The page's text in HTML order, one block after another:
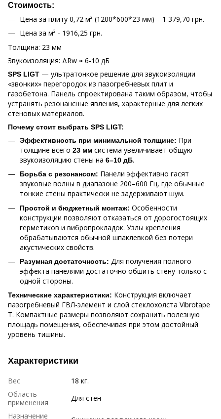
Стоимость:
Цена за плиту 0,72 м² (1200*600*23 мм) – 1 379,70 грн.
Цена за м² - 1916,25 грн.
Толщина: 23 мм
Звукоизоляция: ΔRw ≈ 6-10 дБ
SPS LIGT — ультратонкое решение для звукоизоляции
«звонких» перегородок из пазогребневых плит и
газобетона. Панель спроектирована таким образом, чтобы
устранять резонансные явления, характерные для легких
стеновых материалов.
Почему стоит выбрать SPS LIGT:
Эффективность при минимальной толщине: При
толщине всего 23 мм система увеличивает общую
звукоизоляцию стены на 6–10 дБ.
Борьба с резонансом: Панели эффективно гасят
звуковые волны в диапазоне 200–600 Гц, где обычные
тонкие стены практически не задерживают шум.
Простой и бюджетный монтаж: Особенности
конструкции позволяют отказаться от дорогостоящих
герметиков и вибропрокладок. Узлы крепления
обрабатываются обычной шпаклевкой без потери
акустических свойств.
Разумная достаточность: Для получения полного
эффекта панелями достаточно обшить стену только с
одной стороны.
Технические характеристики: Конструкция включает
пазогребневый ГВЛ-элемент и слой стеклохолста Vibrotape
T. Компактные размеры позволяют сохранить полезную
площадь помещения, обеспечивая при этом достойный
уровень тишины.
Характеристики
Вес
18 кг.
Область
применения
Для стен
Назначение